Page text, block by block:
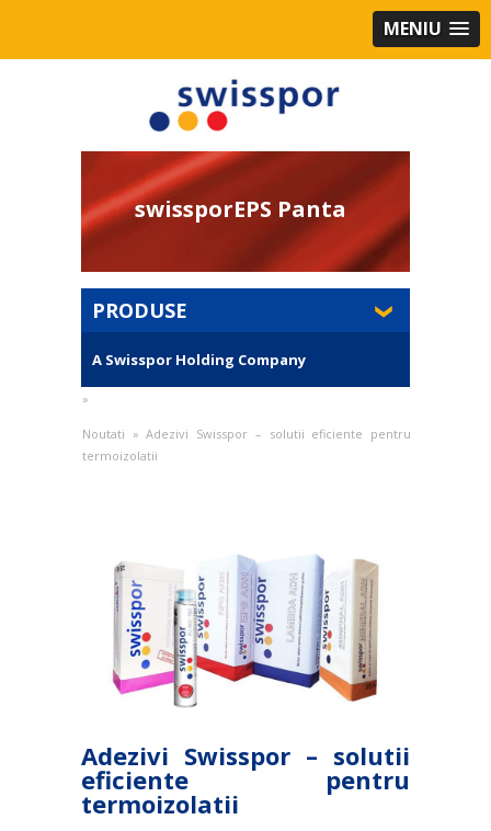
MENIU
swissporEPS Panta
PRODUSE
A Swisspor Holding Company
»
Noutati »Adezivi Swisspor – solutii eficiente pentru
termoizolatii
Adezivi Swisspor – solutii
eficiente pentru
termoizolatii